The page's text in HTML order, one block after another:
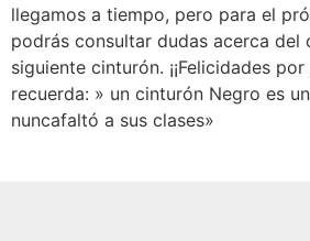
llegamos a tiempo, pero para el
podrás consultar dudas acerca del
siguiente cinturón. ¡¡Felicidades
recuerda: » un cinturón Negro es
nuncafaltó a sus clases»